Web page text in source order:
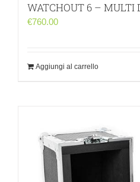
WATCHOUT 6 – MULTI
€760.00
Aggiungi al carrello